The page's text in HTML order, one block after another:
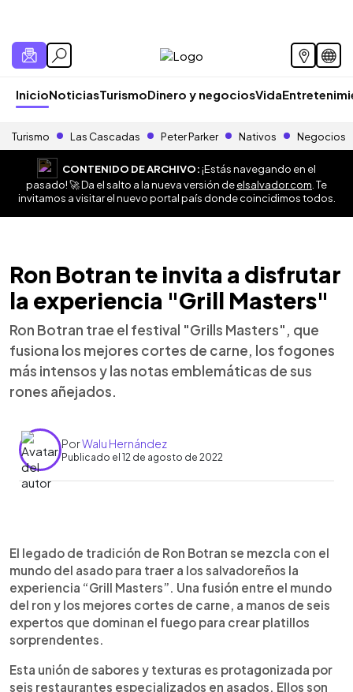
InicioNoticiasTurismoDinero y negociosVida
Turismo Las Cascadas Peter Parker Nativos Negocios
CONTENIDO DE ARCHIVO:¡Estás navegando en el
pasado! 🚀 Da el salto a la nueva versión deelsalvador.com . Te
invitamos a visitar el nuevo portal país donde coincidimos todos.
Ron Botran te invita a disfrutar
la experiencia "Grill Masters"
Ron Botran trae el festival "Grills Masters", que
fusiona los mejores cortes de carne, los fogones
más intensos y las notas emblemáticas de sus
rones añejados.
PorWalu Hernández
Publicado el 12 de agosto de 2022
► Escuchar artículo
El legado de tradición de Ron Botran se mezcla con el
mundo del asado para traer a los salvadoreños la
experiencia “Grill Masters”. Una fusión entre el mundo
del ron y los mejores cortes de carne, a manos de seis
expertos que dominan el fuego para crear platillos
sorprendentes.
Esta unión de sabores y texturas es protagonizada por
seis restaurantes especializados en asados. Ellos son